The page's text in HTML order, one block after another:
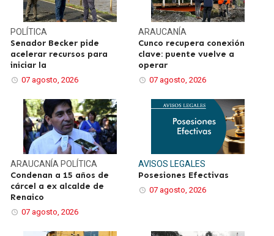
POLÍTICA
Senador Becker pide
acelerar recursos para
iniciar la
07 agosto, 2026
ARAUCANÍA
Cunco recupera conexión
clave: puente vuelve a
operar
07 agosto, 2026
ARAUCANÍA POLÍTICA
Condenan a 15 años de
cárcel a ex alcalde de
Renaico
07 agosto, 2026
AVISOS LEGALES
Posesiones Efectivas
07 agosto, 2026